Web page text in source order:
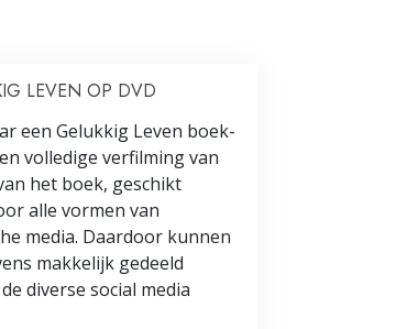
LEVEN OP DVD
een Gelukkig Leven boek-
volledige verfilming van
het boek, geschikt
alle vormen van
media. Daardoor kunnen
makkelijk gedeeld
diverse social media